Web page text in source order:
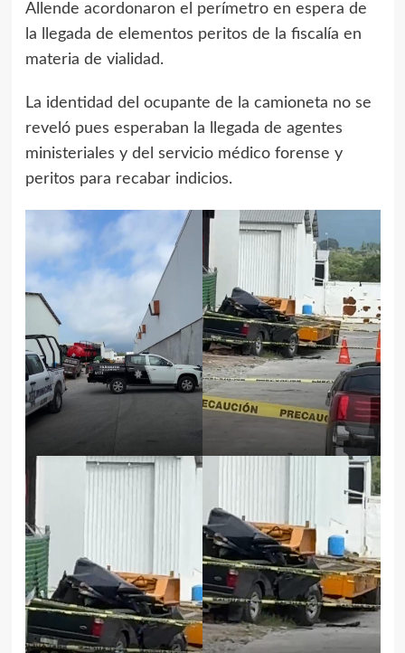
Allende acordonaron el perímetro en espera de
la llegada de elementos peritos de la fiscalía en
materia de vialidad.
La identidad del ocupante de la camioneta no se
reveló pues esperaban la llegada de agentes
ministeriales y del servicio médico forense y
peritos para recabar indicios.